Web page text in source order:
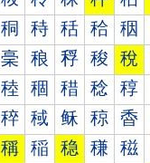
秱 秲 秳 秴 秵
稁 稂 稃 稄 稅
稑 稒 稓 稔 稕
稡 稢 稣 稤 稥
稱 稲 稳 稴 稵